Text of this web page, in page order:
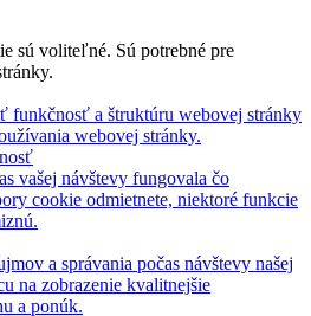
sú voliteľné. Sú potrebné pre
funkčnosť a štruktúru webovej stránky
webovej stránky.
vašej návštevy fungovala čo
cookie odmietnete, niektoré funkcie
a správania počas návštevy našej
na zobrazenie kvalitnejšie
a ponúk.